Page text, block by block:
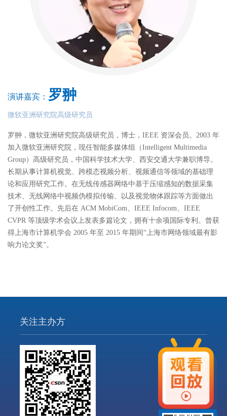
演讲嘉宾： 罗翀
微软亚洲研究院高级研究员
罗翀，微软亚洲研究院高级研究员，博士，IEEE 资深会员。2003 年
加入微软亚洲研究院，现任智能多媒体组（Intelligent Multimedia
Group）高级研究员，中国科学技术大学、西安交通大学兼职博导。
长期从事计算机视觉、跨模态视频分析、视频通信等领域的基础理
论和应用研究工作。在无线传感器网络中基于压缩感知的数据采集
技术、无线网络中视频伪模拟传输、以及视觉物体跟踪等方面做出
了开创性工作。先后在 ACM MobiCom、IEEE Infocom、IEEE
CVPR 等顶级学术会议上发表多篇论文，拥有十余项国际专利。曾获
得上海市计算机学会 2005 年至 2015 年期间“上海市网络领域最有影
响力论文奖”。
关注主办方